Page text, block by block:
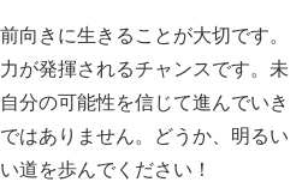
向きに生きることが大切です。
が発揮されるチャンスです。未
分の可能性を信じて進んでいき
はありません。どうか、明るい
道を歩んでください！